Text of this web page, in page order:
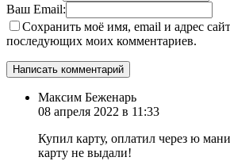
Ваш Email:
Сохранить моё имя, email и адрес
последующих моих комментариев.
Максим Беженарь
08 апреля 2022 в 11:33
Купил карту, оплатил через ю
карту не выдали!